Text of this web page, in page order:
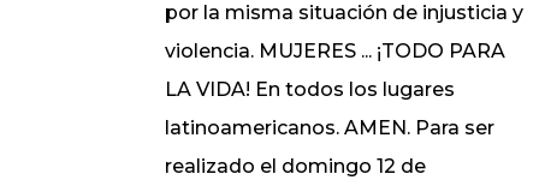
por la misma situación de injusticia y
violencia. MUJERES ... ¡TODO PARA
LA VIDA! En todos los lugares
latinoamericanos. AMEN. Para ser
realizado el domingo 12 de